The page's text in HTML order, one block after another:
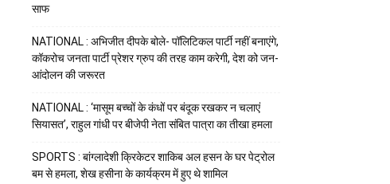
साफ
NATIONAL : अभिजीत दीपके बोले- पॉलिटिकल पार्टी नहीं बनाएंगे,
कॉकरोच जनता पार्टी प्रेशर ग्रुप की तरह काम करेगी, देश को जन-
आंदोलन की जरूरत
NATIONAL : ‘मासूम बच्चों के कंधों पर बंदूक रखकर न चलाएं
सियासत’, राहुल गांधी पर बीजेपी नेता संबित पात्रा का तीखा हमला
SPORTS : बांग्लादेशी क्रिकेटर शाकिब अल हसन के घर पेट्रोल
बम से हमला, शेख हसीना के कार्यक्रम में हुए थे शामिल